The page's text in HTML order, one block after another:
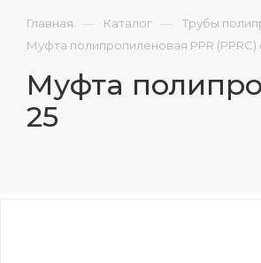
Главная — Каталог — Трубы
Муфта полипропиленовая PPR (PPRC)
Муфта
25